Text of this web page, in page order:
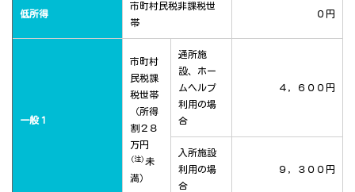
低所得
市町村民税非課税世
帯
０円
一般１
市町村
民税課
税世帯
（所得
割２８
万円
(注) 未
満）
通所施
設、ホー
ムヘルプ
利用の場
合
４，６００円
入所施設
利用の場
合
９，３００円